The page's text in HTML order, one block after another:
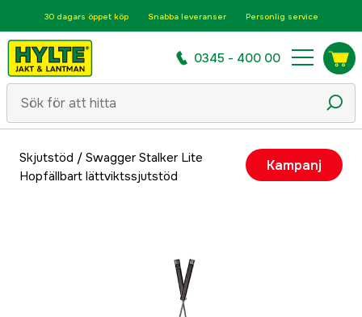
30 dagars öppet köp Snabba leveranser Personlig service
0345 - 400 00
Skjutstöd / Swagger Stalker Lite
Hopfällbart lättviktssjutstöd
Kampanj